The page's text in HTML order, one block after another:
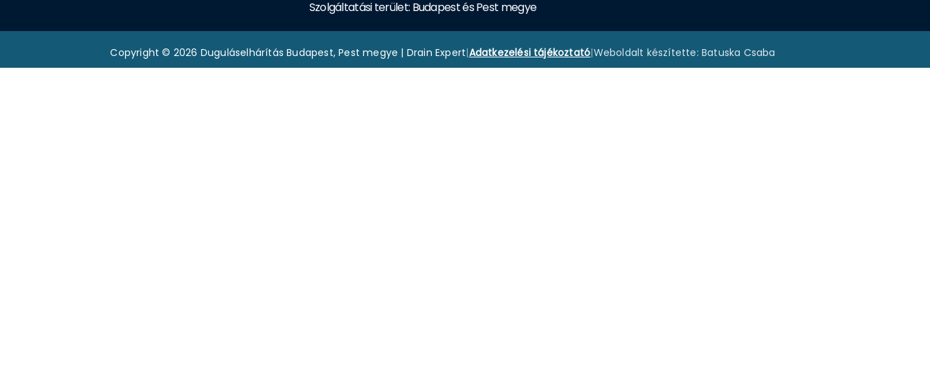
Szolgáltatási terület: Budapest és Pest megye
Copyright © 2026 Duguláselhárítás Budapest, Pest megye | Drain Expert|Adatkezelési tájékoztató|Weboldalt készítette: Batuska Csaba